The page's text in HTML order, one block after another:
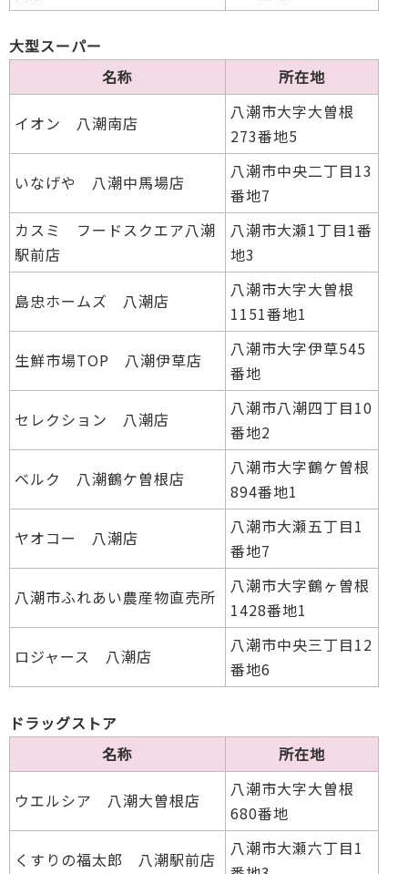
大型スーパー
名称
所在地
イオン 八潮南店
八潮市大字大曽根
273番地5
いなげや 八潮中馬場店
八潮市中央二丁目13
番地7
カスミ フードスクエア八潮
駅前店
八潮市大瀬1丁目1番
地3
島忠ホームズ 八潮店
八潮市大字大曽根
1151番地1
生鮮市場TOP 八潮伊草店
八潮市大字伊草545
番地
セレクション 八潮店
八潮市八潮四丁目10
番地2
ベルク 八潮鶴ケ曽根店
八潮市大字鶴ケ曽根
894番地1
ヤオコー 八潮店
八潮市大瀬五丁目1
番地7
八潮市ふれあい農産物直売所
八潮市大字鶴ヶ曽根
1428番地1
ロジャース 八潮店
八潮市中央三丁目12
番地6
ドラッグストア
名称
所在地
ウエルシア 八潮大曽根店
八潮市大字大曽根
680番地
くすりの福太郎 八潮駅前店
八潮市大瀬六丁目1